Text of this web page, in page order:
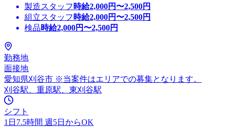
製造スタッフ 時給2,000円〜2,500円
組立スタッフ 時給2,000円〜2,500円
検品時給2,000円〜2,500円
勤務地
面接地
愛知県刈谷市 ※当案件はエリアでの募集となります。
刈谷駅、重原駅、東刈谷駅
シフト
1日7.5時間 週5日からOK